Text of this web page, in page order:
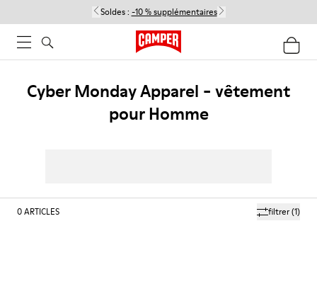
Soldes : -10 % supplémentaires
Cyber Monday Apparel - vêtement
pour Homme
filtrer(1)
0ARTICLES